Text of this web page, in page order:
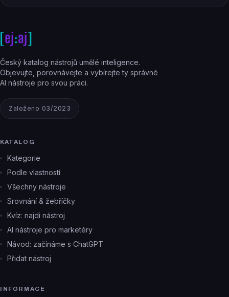
Český katalog nástrojů umělé inteligence.
Objevujte, porovnávejte a vybírejte ty správné
AI nástroje pro svou práci.
Založeno 03/2023
KATALOG
Kategorie
Podle vlastností
Všechny nástroje
Srovnání & žebříčky
Kvíz: najdi nástroj
AI nástroje pro marketéry
Návod: začínáme s ChatGPT
Přidat nástroj
INFORMACE